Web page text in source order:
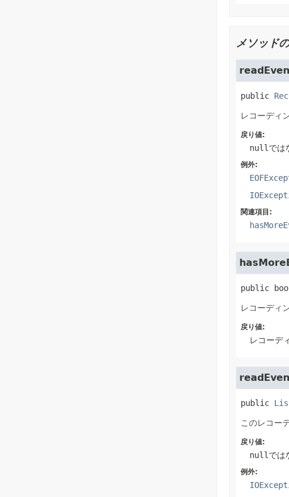
メソッド
public
レコーディ
戻り値:
null では
例外:
関連項目:
public
レコーディ
戻り値:
レコーデ
public
このレコー
戻り値:
null では
例外: